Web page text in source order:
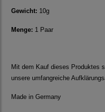
Gewicht: 10g
Menge: 1 Paar
Mit dem Kauf dieses Produktes
unsere umfangreiche
Made in Germany